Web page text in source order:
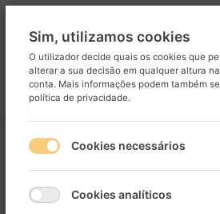
Menu Iniciar sessão
Dibaq Sense
Filtro
Sim, utilizamos cookies
O utilizador decide quais os cookies que
alterar a sua decisão em qualquer altura
conta. Mais informações podem também
política de privacidade.
Cookies necessários
Cookies analíticos